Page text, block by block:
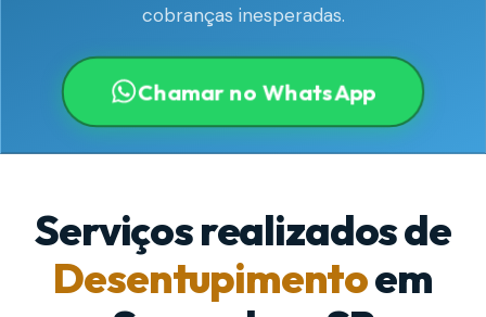
cobranças inesperadas.
Chamar no WhatsApp
Serviços realizados de
Desentupimentoem